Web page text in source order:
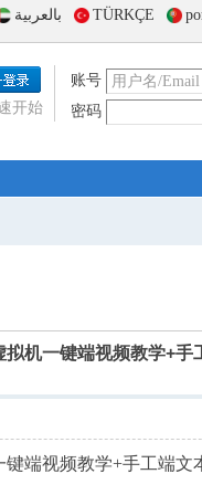
بالعربية TÜRKÇE
账号
密码
开始
机一键端视频教学+手
端视频教学+手工端文